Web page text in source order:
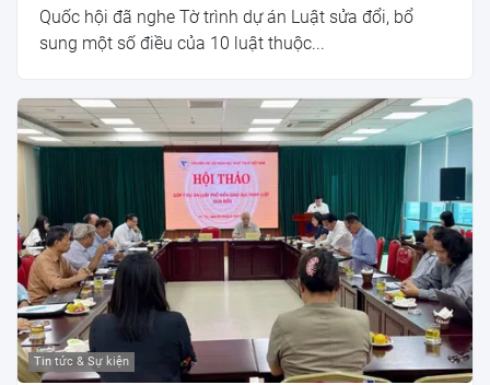
Quốc hội đã nghe Tờ trình dự án Luật sửa đổi, bổ
sung một số điều của 10 luật thuộc...
Tin tức & Sự kiện